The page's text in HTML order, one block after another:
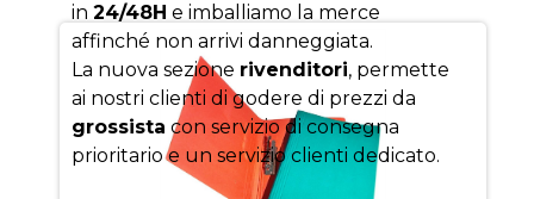
in 24/48H e imballiamo la merce
affinché non arrivi danneggiata.
La nuova sezione rivenditori, permette
ai nostri clienti di godere di prezzi da
grossista con servizio di consegna
prioritario e un servizio clienti dedicato.